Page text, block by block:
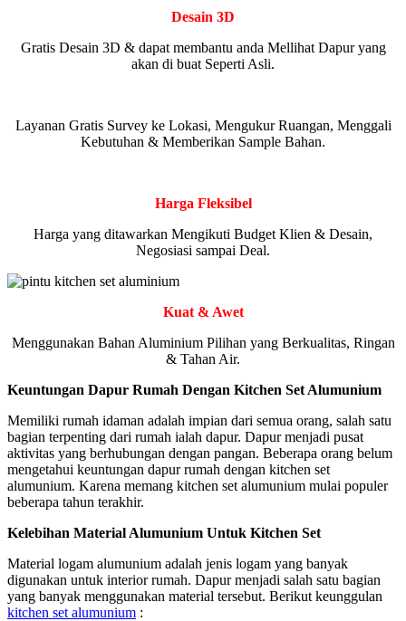
Desain 3D
Gratis Desain 3D & dapat membantu anda Mellihat Dapur yang
akan di buat Seperti Asli.
Layanan Gratis Survey ke Lokasi, Mengukur Ruangan, Menggali
Kebutuhan & Memberikan Sample Bahan.
Harga Fleksibel
Harga yang ditawarkan Mengikuti Budget Klien & Desain,
Negosiasi sampai Deal.
Kuat & Awet
Menggunakan Bahan Aluminium Pilihan yang Berkualitas, Ringan
& Tahan Air.
Keuntungan Dapur Rumah Dengan Kitchen Set Alumunium
Memiliki rumah idaman adalah impian dari semua orang, salah satu
bagian terpenting dari rumah ialah dapur. Dapur menjadi pusat
aktivitas yang berhubungan dengan pangan. Beberapa orang belum
mengetahui keuntungan dapur rumah dengan kitchen set
alumunium. Karena memang kitchen set alumunium mulai populer
beberapa tahun terakhir.
Kelebihan Material Alumunium Untuk Kitchen Set
Material logam alumunium adalah jenis logam yang banyak
digunakan untuk interior rumah. Dapur menjadi salah satu bagian
yang banyak menggunakan material tersebut. Berikut keunggulan
kitchen set alumunium :